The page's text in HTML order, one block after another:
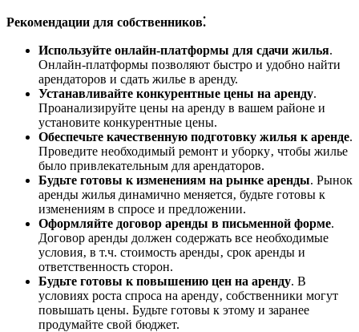
Рекомендации для собственников⁚
Используйте онлайн-платформы для сдачи жилья.
Онлайн-платформы позволяют быстро и удобно найти
арендаторов и сдать жилье в аренду.
Устанавливайте конкурентные цены на аренду.
Проанализируйте цены на аренду в вашем районе и
установите конкурентные цены.
Обеспечьте качественную подготовку жилья к аренде.
Проведите необходимый ремонт и уборку‚ чтобы жилье
было привлекательным для арендаторов.
Будьте готовы к изменениям на рынке аренды. Рынок
аренды жилья динамично меняется‚ будьте готовы к
изменениям в спросе и предложении.
Оформляйте договор аренды в письменной форме.
Договор аренды должен содержать все необходимые
условия‚ в т.ч. стоимость аренды‚ срок аренды и
ответственность сторон.
Будьте готовы к повышению цен на аренду. В
условиях роста спроса на аренду‚ собственники могут
повышать цены. Будьте готовы к этому и заранее
продумайте свой бюджет.